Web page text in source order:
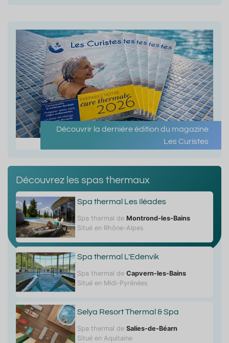
Découvrir la dernière édition du magazine
Les Curistes
Découvrez les spas thermaux
Spa thermal Les Iléades
Spa thermal de Montrond-les-Bains
Situé en Rhône-Alpes
Spa thermal L'Edenvik
Spa thermal de Capvern-les-Bains
Situé en Midi-Pyrénées
Selya Resort Thermal & Spa
Spa thermal de Salies-de-Béarn
Situé en Aquitaine